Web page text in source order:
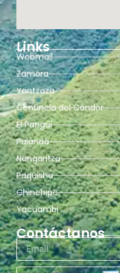
Links
Webmail
Zamora
Yantzaza
Centinela del Cóndor
El Pangui
Palanda
Nangaritza
Paquisha
Chinchipe
Yacuambi
Contáctanos